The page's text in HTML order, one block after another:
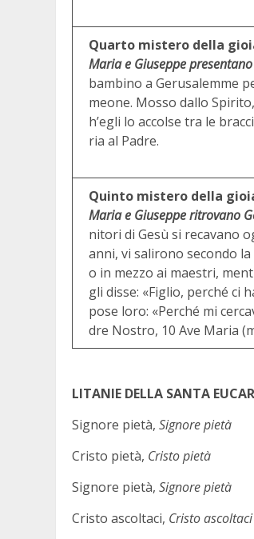
Quarto mistero della
Maria e Giuseppe
bambino a Gerusalemme
meone. Mosso dallo
h’egli lo accolse tra le
ria al Padre.
Quinto mistero della
Maria e Giuseppe ritrovano
nitori di Gesù si recavano
anni, vi salirono secondo
o in mezzo ai maestri,
gli disse: «Figlio, perché ci
pose loro: «Perché mi
dre Nostro, 10 Ave Maria
LITANIE DELLA SANTA
Signore pietà, Signore pietà
Cristo pietà, Cristo pietà
Signore pietà, Signore pietà
Cristo ascoltaci, Cristo ascoltaci